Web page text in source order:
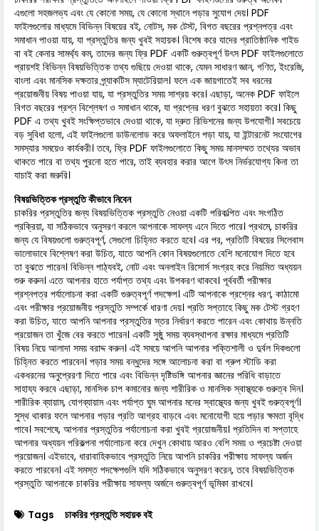
এগুলো সহজলভ্য এবং যে কোনো সময়, যে কোনো স্থানে পড়ার সুযোগ দেয়। PDF
ফাইলগুলোর মাধ্যমে বিভিন্ন বিষয়ের বই, নোটস, মক টেস্ট, বিগত বছরের প্রশ্নপত্র এবং
সমাধান পাওয়া যায়, যা প্রস্তুতির জন্য খুবই সহায়ক। বিশেষ করে যাদের প্রাতিষ্ঠানিক গাইড
বা বই কেনার সামর্থ্য কম, তাদের জন্য ফ্রি PDF একটি গুরুত্বপূর্ণ উৎস PDF ফাইলগুলোতে
প্রায়শই বিভিন্ন বিষয়ভিত্তিক তথ্য গুছিয়ে দেওয়া থাকে, যেমন সাধারণ জ্ঞান, গণিত, ইংরেজি,
বাংলা এবং মানসিক দক্ষতার প্র্যাকটিস ম্যাটেরিয়াল। ফলে এক জায়গাতেই সব ধরনের
প্রয়োজনীয় বিষয় পাওয়া যায়, যা প্রস্তুতির সময় সাশ্রয় করে। এছাড়া, অনেক PDF ফাইলে
বিগত বছরের প্রশ্ন বিশ্লেষণ ও সমাধান থাকে, যা প্রশ্নের ধরণ বুঝতে সহায়তা করে। কিছু
PDF এ তথ্য খুবই সংক্ষিপ্তভাবে দেওয়া থাকে, যা দ্রুত রিভিশনের জন্য উপযোগী। সবচেয়ে
বড় সুবিধা হলো, এই ফাইলগুলো ডাউনলোড করে অফলাইনে পড়া যায়, যা ইন্টারনেট সংযোগের
সমস্যার সময়েও কার্যকরী। তবে, ফ্রি PDF ফাইলগুলোতে কিছু সময় মানসম্মত তথ্যের অভাব
থাকতে পারে বা তথ্য পুরনো হতে পারে, তাই ব্যবহার করার আগে উৎস নির্ভরযোগ্য কিনা তা
যাচাই করা জরুরি।
বিষয়ভিত্তিক প্রস্তুতি কীভাবে নিবেন
চাকরির প্রস্তুতির জন্য বিষয়ভিত্তিক প্রস্তুতি নেওয়া একটি পরিকল্পিত এবং সংগঠিত
প্রক্রিয়া, যা সঠিকভাবে অনুসরণ করলে আপনাকে সাফল্য এনে দিতে পারে। প্রথমে, চাকরির
জন্য যে বিষয়গুলো গুরুত্বপূর্ণ, সেগুলো চিহ্নিত করতে হবে। এর পর, প্রতিটি বিষয়ের সিলেবাস
ভালোভাবে বিশ্লেষণ করা উচিত, যাতে আপনি কোন বিষয়গুলোতে বেশি মনোযোগ দিতে হবে
তা বুঝতে পারেন। বিভিন্ন পাঠ্যবই, নোট এবং অনলাইন রিসোর্স সংগ্রহ করে নিয়মিত অধ্যয়ন
শুরু করুন। এতে আপনার হাতে পর্যাপ্ত তথ্য এবং উপকরণ থাকবে। পূর্ববর্তী পরীক্ষার
প্রশ্নপত্র পর্যালোচনা করা একটি গুরুত্বপূর্ণ পদক্ষেপ। এটি আপনাকে প্রশ্নের ধরণ, কাঠামো
এবং পরীক্ষার প্রয়োজনীয় প্রস্তুতি সম্পর্কে ধারণা দেয়। প্রতি সপ্তাহে কিছু মক টেস্ট গ্রহণ
করা উচিত, যাতে আপনি আপনার প্রস্তুতির স্তর নির্ধারণ করতে পারেন এবং কোথায় উন্নতি
প্রয়োজন তা খুঁজে বের করতে পারেন। একটি সুষ্ঠু সময় ব্যবস্থাপনা রক্ষার মাধ্যমে প্রতিটি
বিষয় নিয়ে আলাদা সময় বরাদ্দ করুন। এই সময়ে আপনি আপনার শক্তিশালী ও দুর্বল দিকগুলো
চিহ্নিত করতে পারবেন। পড়ার সময় বন্ধুদের সঙ্গে আলোচনা করা বা গ্রুপ স্টাডি করা
একধরনের অনুপ্রেরণা দিতে পারে এবং বিভিন্ন দৃষ্টিভঙ্গি আপনার জ্ঞানের পরিধি বাড়াতে
সাহায্য করবে এছাড়া, মানসিক চাপ কমানোর জন্য শারীরিক ও মানসিক স্বাস্থ্যকে গুরুত্ব দিন।
শারীরিক ব্যায়াম, যোগব্যায়াম এবং পর্যাপ্ত ঘুম আপনার মনের স্বাস্থ্যের জন্য খুবই গুরুত্বপূর্ণ।
সুস্থ থাকার ফলে আপনার পড়ার প্রতি আগ্রহ বাড়বে এবং মনোযোগী হয়ে পড়ার ক্ষমতা বৃদ্ধি
পাবে। সবশেষে, আপনার প্রস্তুতির পর্যালোচনা করা খুবই প্রয়োজনীয়। প্রতিদিন বা সপ্তাহে
আপনার অধ্যয়ন পরিকল্পনা পর্যালোচনা করে দেখুন কোথায় আরও বেশি সময় ও প্রচেষ্টা দেওয়া
প্রয়োজন। এইভাবে, ধারাবাহিকভাবে প্রস্তুতি নিয়ে আপনি চাকরির পরীক্ষায় সাফল্য অর্জন
করতে পারবেন। এই সমস্ত পদক্ষেপগুলি যদি সঠিকভাবে অনুসরণ করেন, তবে বিষয়ভিত্তিক
প্রস্তুতি আপনাকে চাকরির পরীক্ষায় সাফল্য অর্জনে গুরুত্বপূর্ণ ভূমিকা রাখবে।
Tags চাকরির প্রস্তুতি সহায়ক বই